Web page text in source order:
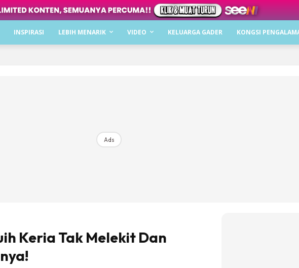
INSPIRASI LEBIH MENARIK VIDEO KELUARGA GADER KONGSI
Ads
Keria Tak Melekit Dan